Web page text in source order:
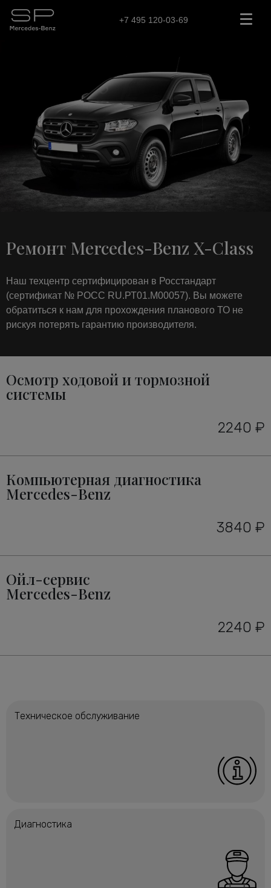
+7 495 120-03-69
Ремонт Mercedes-Benz X-Class
Наш техцентр сертифицирован в Росстандарт
(сертификат № РОСС RU.РТ01.М00057). Вы можете
обратиться к нам для прохождения планового ТО не
рискуя потерять гарантию производителя.
Осмотр ходовой и тормозной
системы
2240 ₽
Компьютерная диагностика
Mercedes-Benz
3840 ₽
Ойл-сервис
Mercedes-Benz
2240 ₽
Техническое обслуживание
Диагностика